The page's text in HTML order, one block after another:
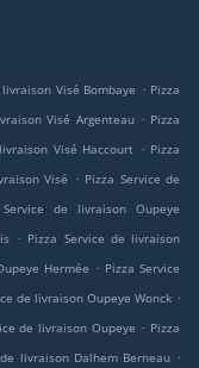
Visé Bombaye . Pizza
Visé Argenteau . Pizza
Visé Haccourt . Pizza
Visé . Pizza Service de
Service de livraison Oupeye
. Pizza Service de livraison
Hermée . Pizza Service
de livraison Oupeye Wonck .
de livraison Oupeye . Pizza
livraison Dalhem Berneau .